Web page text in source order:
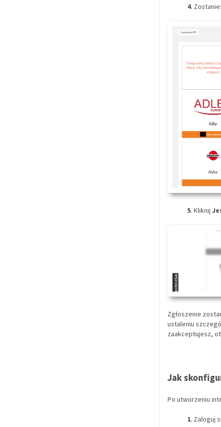
4.
5. Kliknij
Zgłoszenie
ustaleniu
zaakceptujesz,
Jak
Po utworzeniu
1. Zaloguj